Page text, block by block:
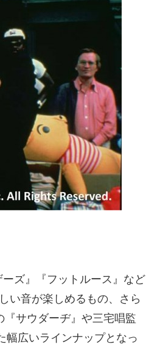
ズ』『フットルース』など
い音が楽しめるもの、さら
サウダーヂ』や三宅唱監
幅広いラインナップとなっ